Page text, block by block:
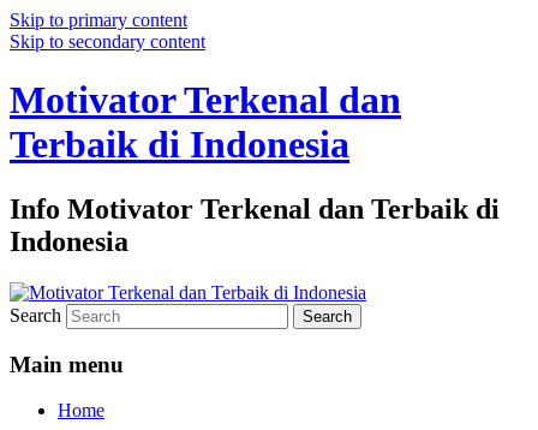
Skip to primary content
Skip to secondary content
Motivator Terkenal dan
Terbaik di Indonesia
Info Motivator Terkenal dan Terbaik di
Indonesia
Search
Main menu
Home